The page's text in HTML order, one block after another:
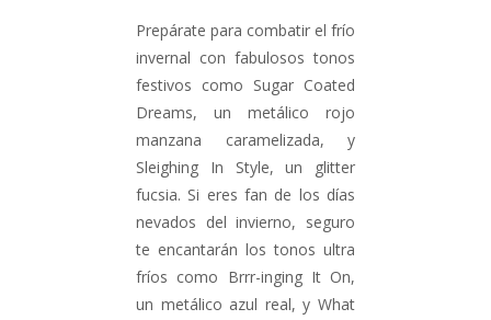
Prepárate para combatir el frío
invernal con fabulosos tonos
festivos como Sugar Coated
Dreams, un metálico rojo
manzana caramelizada, y
Sleighing In Style, un glitter
fucsia. Si eres fan de los días
nevados del invierno, seguro
te encantarán los tonos ultra
fríos como Brrr-inging It On,
un metálico azul real, y What